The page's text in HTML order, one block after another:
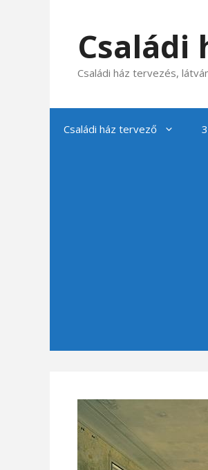
Családi
Családi ház tervezés,
Családi ház tervező